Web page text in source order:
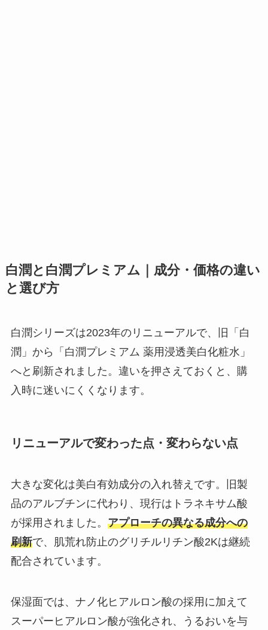
白潤と白潤プレミアム｜成分・価格の違い
と選び方
白潤シリーズは2023年のリニューアルで、旧「白
潤」から「白潤プレミアム 薬用浸透美白化粧水」
へと刷新されました。違いを押さえておくと、購
入時に迷いにくくなります。
リニューアルで変わった点・変わらない点
大きな変化は美白有効成分の入れ替えです。旧製
品のアルブチンに代わり、現行はトラネキサム酸
が採用されました。 アプローチの異なる成分への
刷新で、肌荒れ防止のグリチルリチン酸2Kは継続
配合されています。
保湿面では、ナノ化ヒアルロン酸の採用に加えて
スーパーヒアルロン酸が強化され、うるおいを与